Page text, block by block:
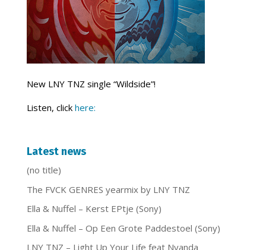
New LNY TNZ single “Wildside”!
Listen, click here:
Latest news
(no title)
The FVCK GENRES yearmix by LNY TNZ
Ella & Nuffel – Kerst EPtje (Sony)
Ella & Nuffel – Op Een Grote Paddestoel (Sony)
LNY TNZ – Light Up Your Life feat Nyanda